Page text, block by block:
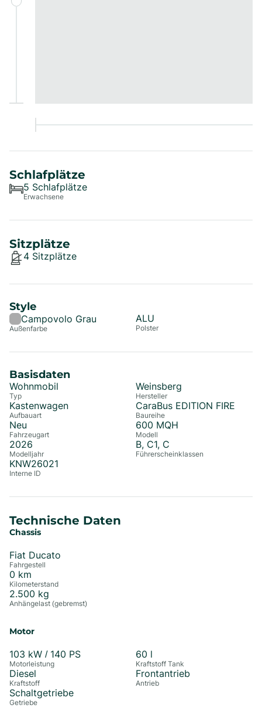
Schlafplätze
5 Schlafplätze
Erwachsene
Sitzplätze
4 Sitzplätze
Style
Campovolo Grau
Außenfarbe
ALU
Polster
Basisdaten
Wohnmobil
Typ
Kastenwagen
Aufbauart
Neu
Fahrzeugart
2026
Modelljahr
KNW26021
Interne ID
Weinsberg
Hersteller
CaraBus EDITION FIRE
Baureihe
600 MQH
Modell
B, C1, C
Führerscheinklassen
Technische Daten
Chassis
Fiat Ducato
Fahrgestell
0 km
Kilometerstand
2.500 kg
Anhängelast (gebremst)
Motor
103 kW / 140 PS
Motorleistung
Diesel
Kraftstoff
Schaltgetriebe
Getriebe
60 l
Kraftstoff Tank
Frontantrieb
Antrieb